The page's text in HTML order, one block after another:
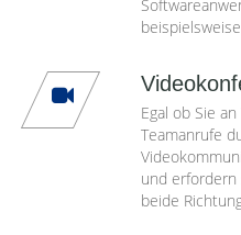
Egal ob Sie
Teamanrufe
und
beide